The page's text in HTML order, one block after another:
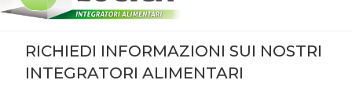
RICHIEDI INFORMAZIONI SUI NOSTRI
INTEGRATORI ALIMENTARI